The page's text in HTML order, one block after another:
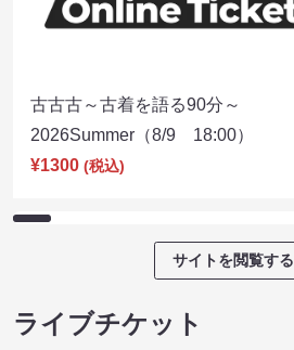
古古古～古着を語る90分～
2026Summer（8/9 18:00）
¥1300 (税込)
サイトを閲覧する
ライブチケット